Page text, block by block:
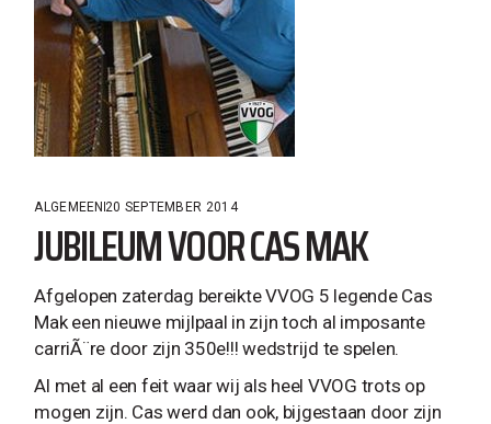
ALGEMEEN 20 SEPTEMBER 2014
JUBILEUM VOOR CAS MAK
Afgelopen zaterdag bereikte VVOG 5 legende Cas
Mak een nieuwe mijlpaal in zijn toch al imposante
carriÃ¨re door zijn 350e!!! wedstrijd te spelen.
Al met al een feit waar wij als heel VVOG trots op
mogen zijn. Cas werd dan ook, bijgestaan door zijn